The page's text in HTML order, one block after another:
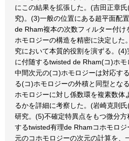
にこの結果を拡張した。(吉田正章
究)。(3)一般の位置にある超平面配
de Rham複本の次数フィルター付け
ホモロジーの構造を精密に決定した
究において本質的役割を演ずる。
に付随するtwisted de Rham(コ)ホモ
中間次元の(コ)ホモロジーは対応す
る(コ)ホモロジーの外積と同型とな
ホモロジーに対し係数環を複素数体
るかを詳細に考察した。(岩崎克則
研究。(5)不確定特異点をもつ微分
するtwisted有理de Rhamコホモロ
元のコホモロジーの次元の計算を、